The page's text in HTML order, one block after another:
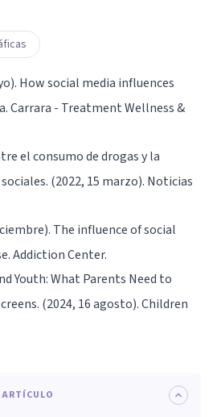
How social media influences
Carrara - Treatment Wellness &
el consumo de drogas y la
(2022, 15 marzo). Noticias
The influence of social
Addiction Center.
Youth: What Parents Need to
(2024, 16 agosto). Children